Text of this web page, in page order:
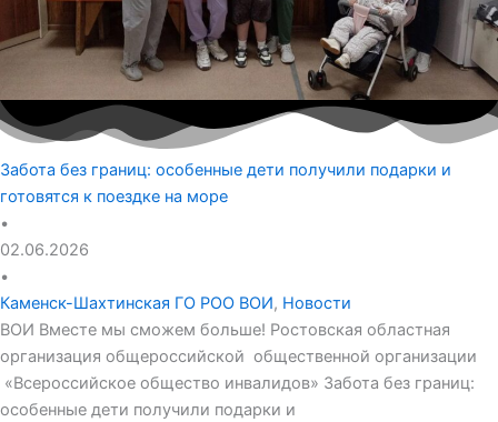
Забота без границ: особенные дети получили подарки и
готовятся к поездке на море
•
02.06.2026
•
Каменск-Шахтинская ГО РОО ВОИ, Новости
ВОИ Вместе мы сможем больше! Ростовская областная
организация общероссийской общественной организации
«Всероссийское общество инвалидов» Забота без границ:
особенные дети получили подарки и